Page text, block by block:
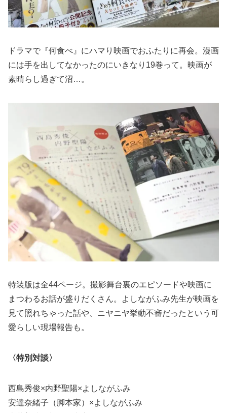
ドラマで『何食べ』にハマり映画でおふたりに再会。漫画
には手を出してなかったのにいきなり19巻って。映画が
素晴らし過ぎて沼…。
特装版は全44ページ。撮影舞台裏のエピソードや映画に
まつわるお話が盛りだくさん。よしながふみ先生が映画を
見て照れちゃった話や、ニヤニヤ挙動不審だったという可
愛らしい現場報告も。
〈特別対談〉
西島秀俊×内野聖陽×よしながふみ
安達奈緒子（脚本家）×よしながふみ